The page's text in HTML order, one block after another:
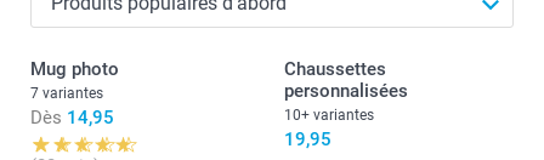
Mug photo
7 variantes
Dès 14,95
Chaussettes
personnalisées
10+ variantes
19,95